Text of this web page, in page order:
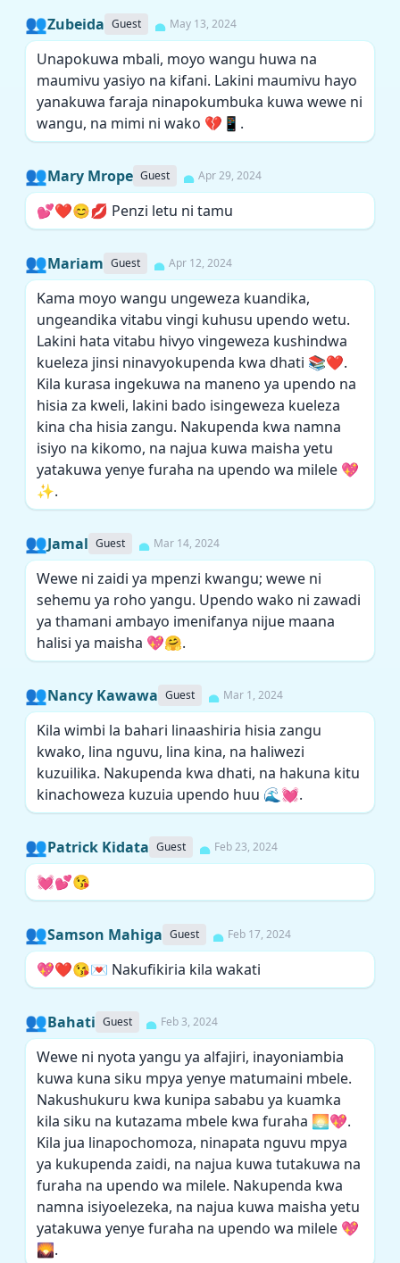
👥Zubeida Guest May 13, 2024
Unapokuwa mbali, moyo wangu huwa na
maumivu yasiyo na kifani. Lakini maumivu hayo
yanakuwa faraja ninapokumbuka kuwa wewe ni
wangu, na mimi ni wako 💔📱.
👥Mary Mrope Guest Apr 29, 2024
💕❤️😊💋 Penzi letu ni tamu
👥Mariam Guest Apr 12, 2024
Kama moyo wangu ungeweza kuandika,
ungeandika vitabu vingi kuhusu upendo wetu.
Lakini hata vitabu hivyo vingeweza kushindwa
kueleza jinsi ninavyokupenda kwa dhati 📚❤️.
Kila kurasa ingekuwa na maneno ya upendo na
hisia za kweli, lakini bado isingeweza kueleza
kina cha hisia zangu. Nakupenda kwa namna
isiyo na kikomo, na najua kuwa maisha yetu
yatakuwa yenye furaha na upendo wa milele 💖
✨.
👥Jamal Guest Mar 14, 2024
Wewe ni zaidi ya mpenzi kwangu; wewe ni
sehemu ya roho yangu. Upendo wako ni zawadi
ya thamani ambayo imenifanya nijue maana
halisi ya maisha 💖🤗.
👥Nancy Kawawa Guest Mar 1, 2024
Kila wimbi la bahari linaashiria hisia zangu
kwako, lina nguvu, lina kina, na haliwezi
kuzuilika. Nakupenda kwa dhati, na hakuna kitu
kinachoweza kuzuia upendo huu 🌊💓.
👥Patrick Kidata Guest Feb 23, 2024
💓💕😘
👥Samson Mahiga Guest Feb 17, 2024
💖❤️😘💌 Nakufikiria kila wakati
👥Bahati Guest Feb 3, 2024
Wewe ni nyota yangu ya alfajiri, inayoniambia
kuwa kuna siku mpya yenye matumaini mbele.
Nakushukuru kwa kunipa sababu ya kuamka
kila siku na kutazama mbele kwa furaha 🌅💖.
Kila jua linapochomoza, ninapata nguvu mpya
ya kukupenda zaidi, na najua kuwa tutakuwa na
furaha na upendo wa milele. Nakupenda kwa
namna isiyoelezeka, na najua kuwa maisha yetu
yatakuwa yenye furaha na upendo wa milele 💖
🌄.